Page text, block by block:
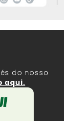
do nosso
aqui.